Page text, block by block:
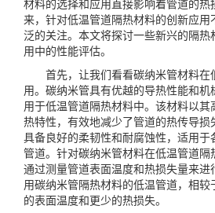
材料的选择和应用直接影响着管道的热
来，针对低温管道隔热材料的创新应用
泛的关注。本文将探讨一些新兴的隔热
用中的性能评估。
首先，让我们看看碳纳米管材料在
用。碳纳米管具有优越的导热性能和机
用于低温管道隔热材料中。该材料以其
热特性，有效地减少了管道的热传导损
具备良好的柔韧性和耐腐蚀性，适用于
管道。针对碳纳米管材料在低温管道隔
通过测量管道表面温度和热损失量来进
用碳纳米管隔热材料的低温管道，相较
的表面温度和更少的热损失。